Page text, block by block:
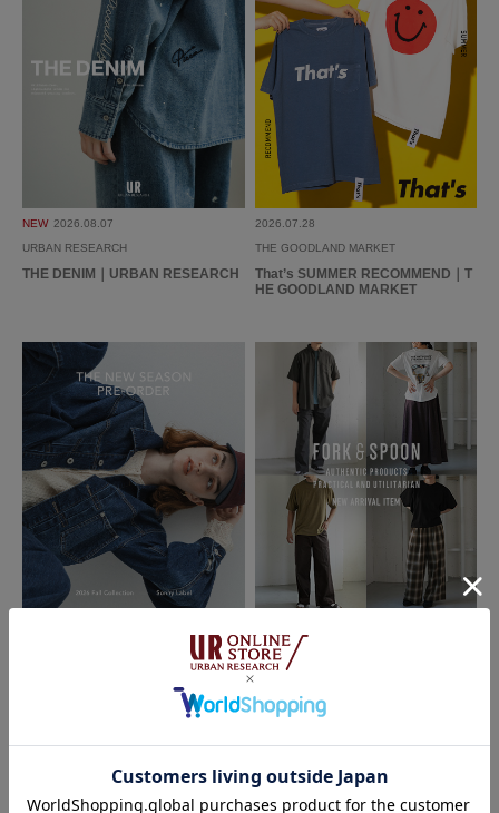
便利な逸品
色：OFF WHITE/ サイズ：Free
P子ちゃん
年代: 60代 足のサイズ: 24.5cm
身長:
171～175cm 体型:
大柄
シーン:プライベート,仕事 サイズ感
:ちょうど良い
使いやすさ:良い
暑くなる季節にいいなと思い、お店の方に聞いたら、本当にいいですよと勧
めていただいたので購入。確かにいい！
参考になった 0 Like! 0
2026.5.3
着心地◎
色：OFF WHITE /サイズ：Free
でぃ
背中もきれいに開いてて
参考になった 0
NEW 2026.08.07
URBAN RESEARCH
THE DENIM｜URBAN RESEARCH
2026.07.28
THE GOODLAND MARKET
That’s SUMMER RECOMMEND｜T
HE GOODLAND MARKET
The New Season Pre-Order｜2026
Fall Collection｜Sonny Label
FORK&SPOON - new arrival item｜
DOORS